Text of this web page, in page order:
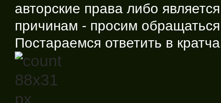
авторские права либо
причинам - просим
Постараемся ответить в